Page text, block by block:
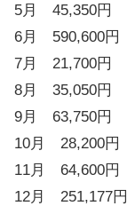
5月 45,350円
6月 590,600円
7月 21,700円
8月 35,050円
9月 63,750円
10月 28,200円
11月 64,600円
12月 251,177円